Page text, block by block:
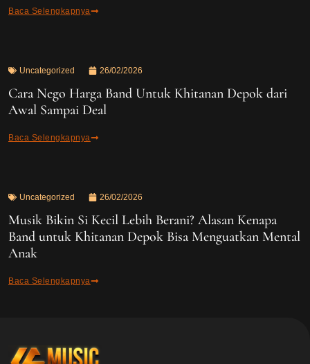
Baca Selengkapnya
Uncategorized 26/02/2026
Cara Nego Harga Band Untuk Khitanan Depok dari
Awal Sampai Deal
Baca Selengkapnya
Uncategorized 26/02/2026
Musik Bikin Si Kecil Lebih Berani? Alasan Kenapa
Band untuk Khitanan Depok Bisa Menguatkan Mental
Anak
Baca Selengkapnya